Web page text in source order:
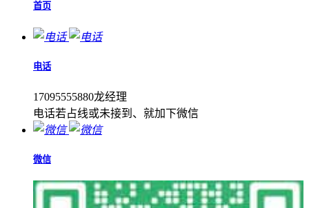
首页
电话
17095555880龙经理
电话若占线或未接到、就加下微信
微信